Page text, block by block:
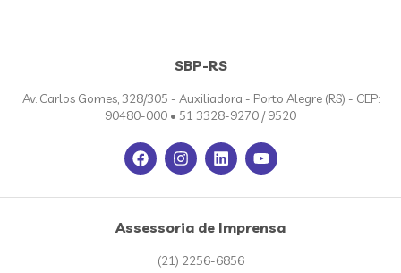
SBP-RS
Av. Carlos Gomes, 328/305 - Auxiliadora - Porto Alegre (RS) - CEP:
90480-000 • 51 3328-9270 / 9520
Assessoria de Imprensa
(21) 2256-6856